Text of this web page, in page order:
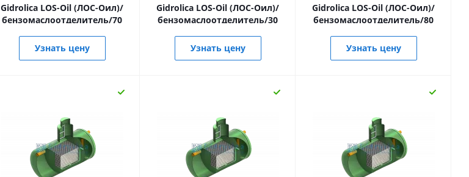
Gidrolica LOS-Oil (ЛОС-Оил)/
бензомаслоотделитель/70
Узнать цену
Gidrolica LOS-Oil (ЛОС-Оил)/
бензомаслоотделитель/30
Узнать цену
Gidrolica LOS-Oil (ЛОС-Оил)/
бензомаслоотделитель/80
Узнать цену